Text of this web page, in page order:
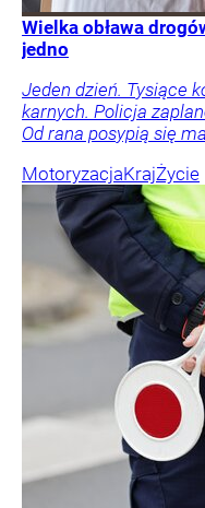
Wielka obława
jedno
Jeden dzień. Tysiące
karnych. Policja
Od rana posypią się
MotoryzacjaKrajŻycie